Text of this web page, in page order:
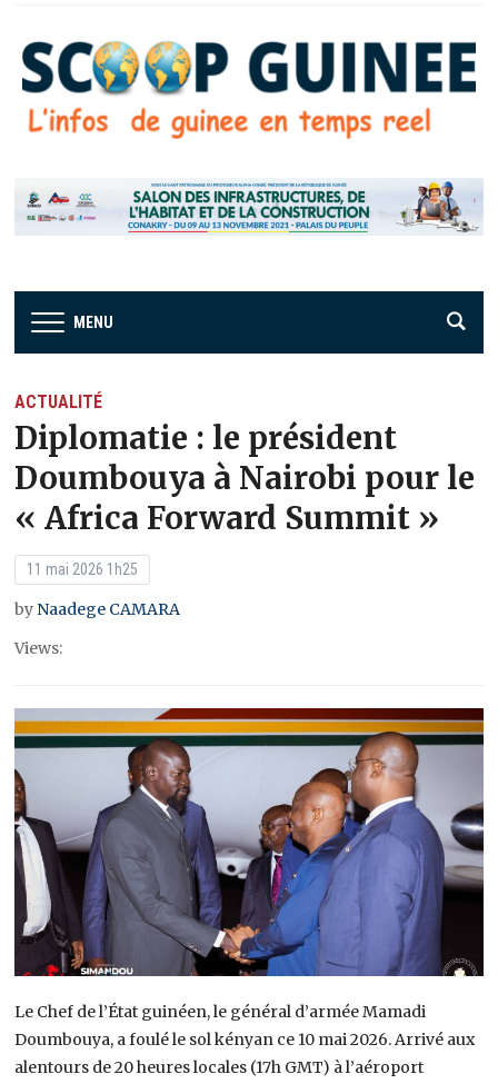
MENU
ACTUALITÉ
Diplomatie : le président
Doumbouya à Nairobi pour le
« Africa Forward Summit »
11 mai 2026 1h25
by Naadege CAMARA
Views:
Le Chef de l’État guinéen, le général d’armée Mamadi
Doumbouya, a foulé le sol kényan ce 10 mai 2026. Arrivé aux
alentours de 20 heures locales (17h GMT) à l’aéroport